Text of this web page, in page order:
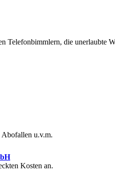
Telefonbimmlern, die unerlaubte
Abofallen u.v.m.
Kosten an.